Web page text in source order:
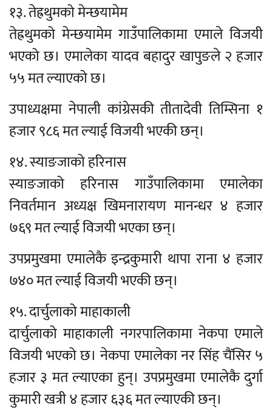
१३. तेह्रथुमको मेन्छयामेम
तेह्रथुमको मेन्छयामेम गाउँपालिकामा एमाले विजयी
भएको छ। एमालेका यादव बहादुर खापुङले २ हजार
५५ मत ल्याएको छ।
उपाध्यक्षमा नेपाली कांग्रेसकी तीतादेवी तिम्सिना १
हजार ९८६ मत ल्याई विजयी भएकी छन्।
१४. स्याङजाको हरिनास
स्याङजाको हरिनास गाउँपालिकामा एमालेका
निवर्तमान अध्यक्ष खिमनारायण मानन्धर ४ हजार
७६९ मत ल्याई विजयी भएका छन्।
उपप्रमुखमा एमालेकै इन्द्रकुमारी थापा राना ४ हजार
७४० मत ल्याई विजयी भएकी छन्।
१५. दार्चुलाको माहाकाली
दार्चुलाको माहाकाली नगरपालिकामा नेकपा एमाले
विजयी भएको छ। नेकपा एमालेका नर सिंह चैंसिर ५
हजार ३ मत ल्याएका हुन्। उपप्रमुखमा एमालेकै दुर्गा
कुमारी खत्री ४ हजार ६३६ मत ल्याएकी छन्।